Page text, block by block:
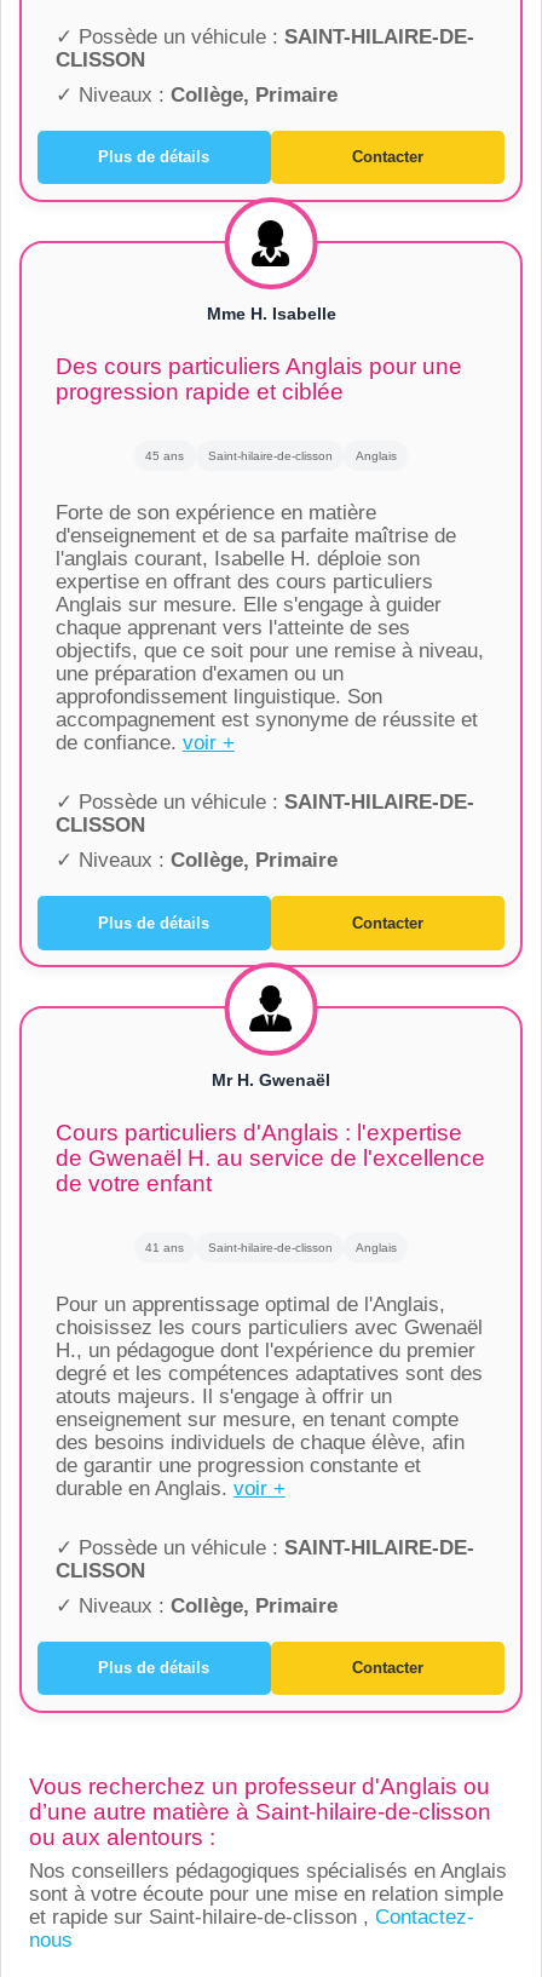
✓ Possède un véhicule : SAINT-HILAIRE-DE-
CLISSON
✓ Niveaux : Collège, Primaire
Plus de détails Contacter
Mme H. Isabelle
Des cours particuliers Anglais pour une
progression rapide et ciblée
45 ans Saint-hilaire-de-clisson Anglais
Forte de son expérience en matière
d'enseignement et de sa parfaite maîtrise de
l'anglais courant, Isabelle H. déploie son
expertise en offrant des cours particuliers
Anglais sur mesure. Elle s'engage à guider
chaque apprenant vers l'atteinte de ses
objectifs, que ce soit pour une remise à niveau,
une préparation d'examen ou un
approfondissement linguistique. Son
accompagnement est synonyme de réussite et
de confiance. voir +
✓ Possède un véhicule : SAINT-HILAIRE-DE-
CLISSON
✓ Niveaux : Collège, Primaire
Plus de détails Contacter
Mr H. Gwenaël
Cours particuliers d'Anglais : l'expertise
de Gwenaël H. au service de l'excellence
de votre enfant
41 ans Saint-hilaire-de-clisson Anglais
Pour un apprentissage optimal de l'Anglais,
choisissez les cours particuliers avec Gwenaël
H., un pédagogue dont l'expérience du premier
degré et les compétences adaptatives sont des
atouts majeurs. Il s'engage à offrir un
enseignement sur mesure, en tenant compte
des besoins individuels de chaque élève, afin
de garantir une progression constante et
durable en Anglais. voir +
✓ Possède un véhicule : SAINT-HILAIRE-DE-
CLISSON
✓ Niveaux : Collège, Primaire
Plus de détails Contacter
Vous recherchez un professeur d'Anglais ou
d’une autre matière à Saint-hilaire-de-clisson
ou aux alentours :
Nos conseillers pédagogiques spécialisés en Anglais
sont à votre écoute pour une mise en relation simple
et rapide sur Saint-hilaire-de-clisson , Contactez-
nous